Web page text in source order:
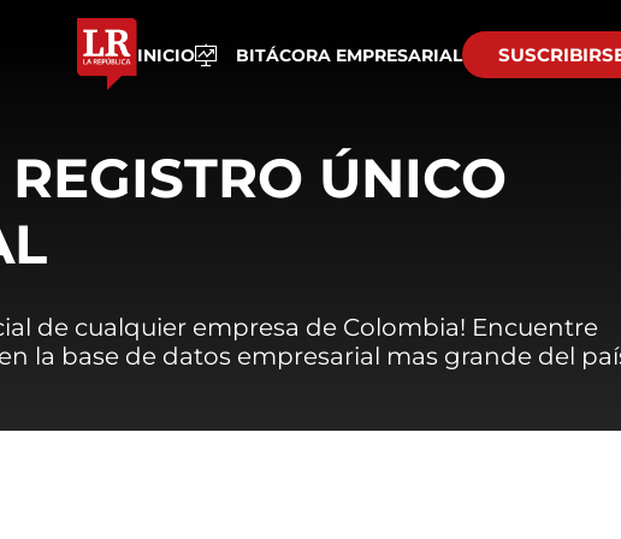
INICIO BITÁCORA EMPRESARIAL
ÚNICO
de cualquier empresa de Colombia! Encuentre
la base de datos empresarial mas grande del